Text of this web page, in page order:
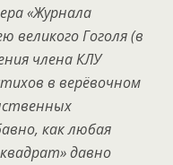
«Журнала
великого Гоголя (в
члена КЛУ
в верёвочном
как любая
давно